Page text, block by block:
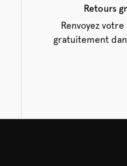
Retours
Renvoyez
gratuitement